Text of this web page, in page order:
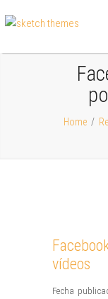
Home /
vídeos
Fecha